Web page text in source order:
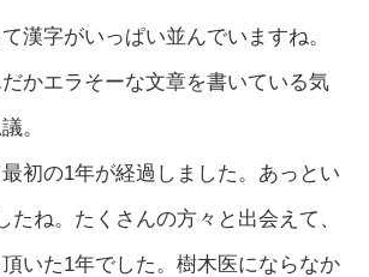
漢字がいっぱい並んでいますね。
かエラそーな文章を書いている気
。
初の1年が経過しました。あっとい
たね。たくさんの方々と出会えて、
いた1年でした。樹木医にならなか